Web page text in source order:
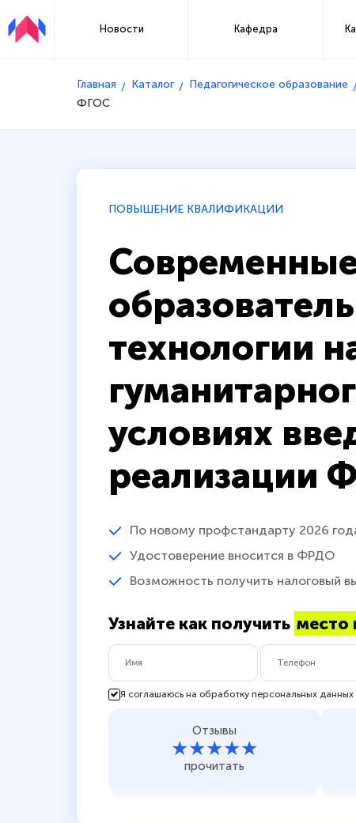
Новости Кафедра
Главная Каталог Педагогическое образование
ФГОС
ПОВЫШЕНИЕ КВАЛИФИКАЦИИ
технологии
условиях
реализации
По новому профстандарту 2026
Удостоверение вносится в ФРДО
Возможность получить налоговый
Узнайте как получить место
Я соглашаюсь на обработку персональных
Отзывы
★★★★★
прочитать